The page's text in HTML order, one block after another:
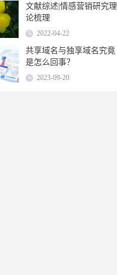
文献综述|情感营销研究理
论梳理
2022-04-22
共享域名与独享域名究竟
是怎么回事？
2023-09-20